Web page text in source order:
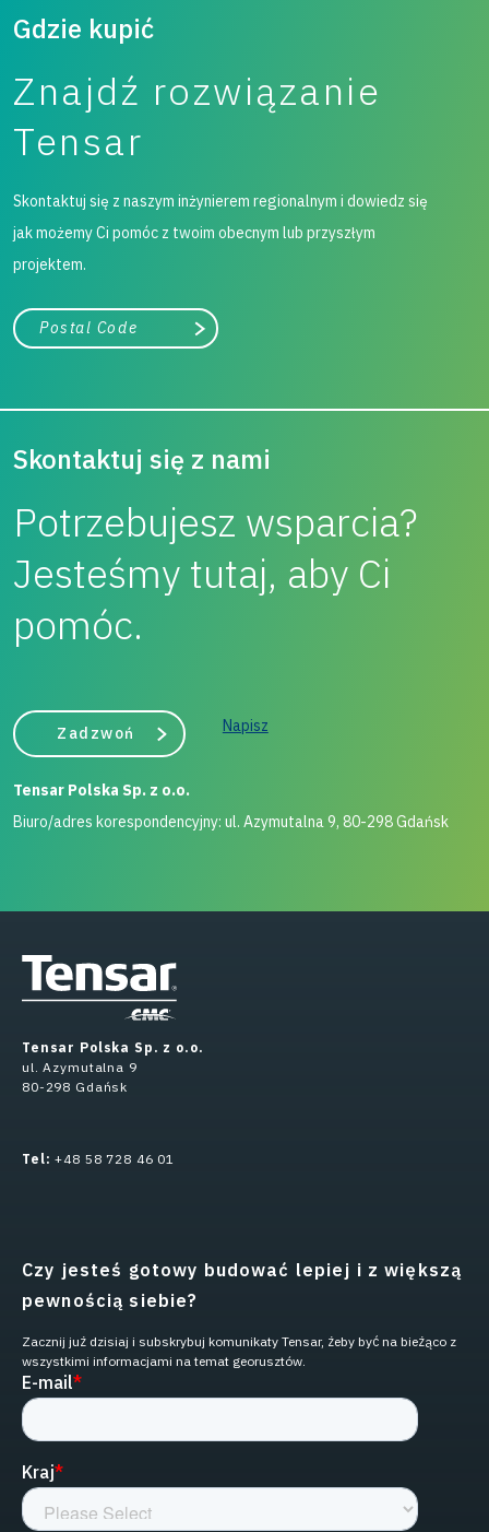
Gdzie kupić
Znajdź rozwiązanie
Tensar
Skontaktuj się z naszym inżynierem regionalnym i dowiedz się
jak możemy Ci pomóc z twoim obecnym lub przyszłym
projektem.
województwo
Szukaj
Skontaktuj się z nami
Potrzebujesz wsparcia?
Jesteśmy tutaj, aby Ci
pomóc.
Zadzwoń Napisz
Tensar Polska Sp. z o.o.
Biuro/adres korespondencyjny: ul. Azymutalna 9, 80-298 Gdańsk
Tensar Polska Sp. z o.o.
ul. Azymutalna 9
80-298 Gdańsk
Tel:+48 58 728 46 01
Czy jesteś gotowy budować lepiej i z większą
pewnością siebie?
Zacznij już dzisiaj i subskrybuj komunikaty Tensar, żeby być na bieżąco z
wszystkimi informacjami na temat georusztów.